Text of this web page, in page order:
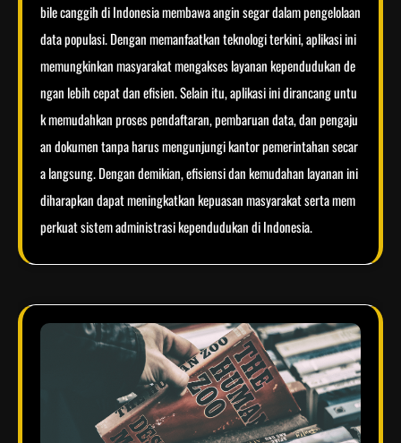
bile canggih di Indonesia membawa angin segar dalam pengelolaan
data populasi. Dengan memanfaatkan teknologi terkini, aplikasi ini
memungkinkan masyarakat mengakses layanan kependudukan de
ngan lebih cepat dan efisien. Selain itu, aplikasi ini dirancang untu
k memudahkan proses pendaftaran, pembaruan data, dan pengaju
an dokumen tanpa harus mengunjungi kantor pemerintahan secar
a langsung. Dengan demikian, efisiensi dan kemudahan layanan ini
diharapkan dapat meningkatkan kepuasan masyarakat serta mem
perkuat sistem administrasi kependudukan di Indonesia.